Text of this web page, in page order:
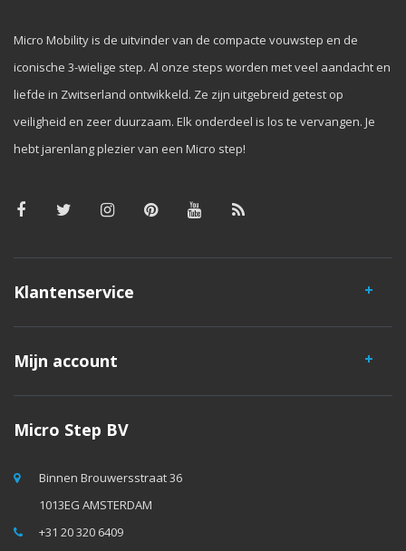
Micro Mobility is de uitvinder van de compacte vouwstep en de
iconische 3-wielige step. Al onze steps worden met veel aandacht en
liefde in Zwitserland ontwikkeld. Ze zijn uitgebreid getest op
veiligheid en zeer duurzaam. Elk onderdeel is los te vervangen. Je
hebt jarenlang plezier van een Micro step!
Klantenservice
Mijn account
Micro Step BV
Binnen Brouwersstraat 36
1013EG AMSTERDAM
+31 20 320 6409